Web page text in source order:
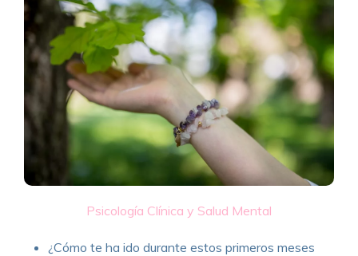
Psicología Clínica y Salud Mental
¿Cómo te ha ido durante estos primeros meses